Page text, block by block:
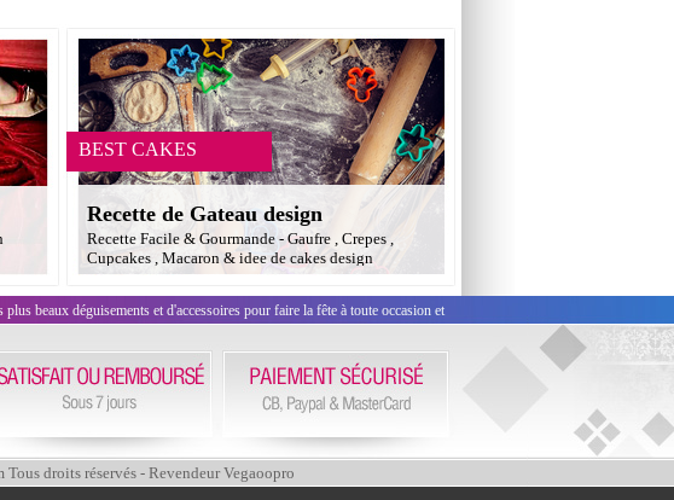
BEST CAKES
Recette de Gateau design
Recette Facile & Gourmande - Gaufre , Crepes ,
Cupcakes , Macaron & idee de cakes design
beaux déguisements et d'accessoires pour faire la fête à toute occasion et
droits réservés - Revendeur Vegaoopro